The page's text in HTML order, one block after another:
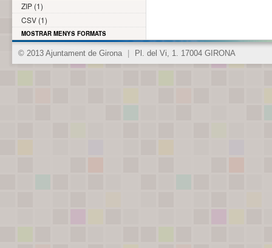
ZIP (1)
CSV (1)
MOSTRAR MENYS FORMATS
© 2013 Ajuntament de Girona Pl. del Vi, 1. 17004 GIRONA